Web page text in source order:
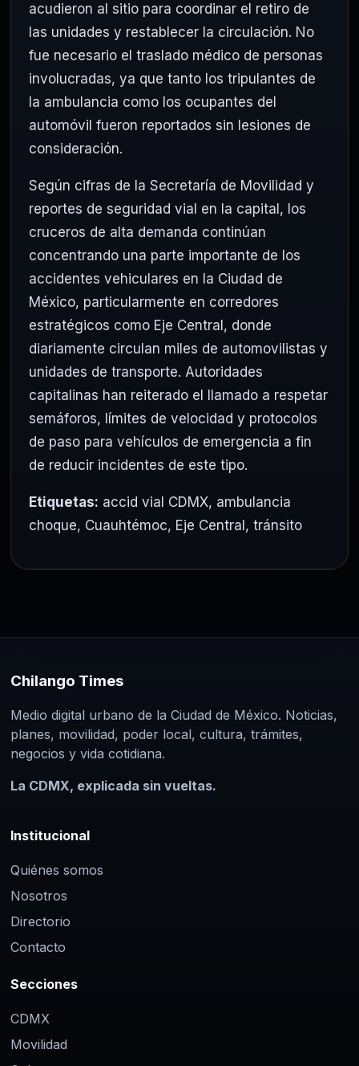
acudieron al sitio para coordinar el retiro de
las unidades y restablecer la circulación. No
fue necesario el traslado médico de personas
involucradas, ya que tanto los tripulantes de
la ambulancia como los ocupantes del
automóvil fueron reportados sin lesiones de
consideración.
Según cifras de la Secretaría de Movilidad y
reportes de seguridad vial en la capital, los
cruceros de alta demanda continúan
concentrando una parte importante de los
accidentes vehiculares en la Ciudad de
México, particularmente en corredores
estratégicos como Eje Central, donde
diariamente circulan miles de automovilistas y
unidades de transporte. Autoridades
capitalinas han reiterado el llamado a respetar
semáforos, límites de velocidad y protocolos
de paso para vehículos de emergencia a fin
de reducir incidentes de este tipo.
Etiquetas: accid vial CDMX, ambulancia
choque, Cuauhtémoc, Eje Central , tránsito
Chilango Times
Medio digital urbano de la Ciudad de México. Noticias,
planes, movilidad, poder local, cultura, trámites,
negocios y vida cotidiana.
La CDMX, explicada sin vueltas.
Institucional
Quiénes somos
Nosotros
Directorio
Contacto
Secciones
CDMX
Movilidad